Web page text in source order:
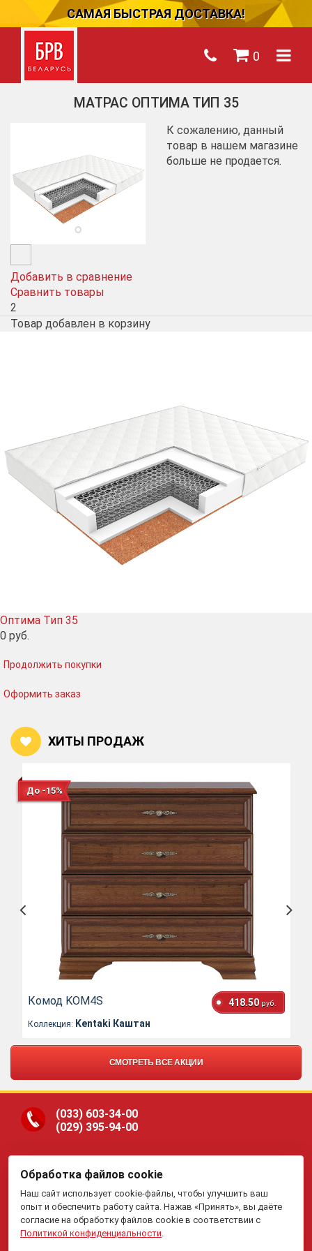
САМАЯ БЫСТРАЯ ДОСТАВКА!
0
МАТРАС ОПТИМА ТИП 35
Добавить в сравнение
Сравнить товары
2
К сожалению, данный
товар в нашем магазине
больше не продается.
Товар добавлен в корзину
Оптима Тип 35
0 руб.
Продолжить покупки
Оформить заказ
ХИТЫ ПРОДАЖ
До -15%
Комод KOM4S 418.50 руб.
Коллекция: Kentaki Каштан
СМОТРЕТЬ ВСЕ АКЦИИ
(033) 603-34-00
(029) 395-94-00
Платонова, 22-204. В торговом реестре с 19 января 2015 г.
Регистрация №191081534, 05.11.2008, Мингорисполком.
Рассмотрение обращений потребителей, телефон
(017)
395-
70-00,(033)603-34-00,(029)395-94-00 , e-mail:
my.meb@yandex.ru.
Обработка файлов cookie
Наш сайт использует cookie-файлы, чтобы улучшить ваш
опыт и обеспечить работу сайта. Нажав «Принять», вы даёте
согласие на обработку файлов cookie в соответствии с
Политикой конфиденциальности.